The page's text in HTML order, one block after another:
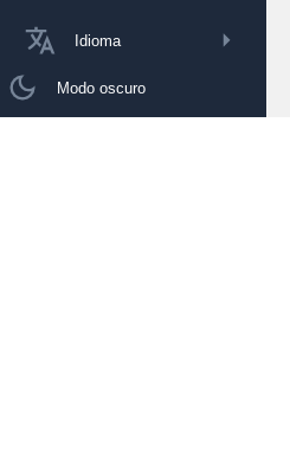
Idioma
Modo oscuro